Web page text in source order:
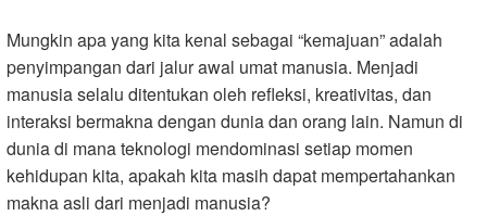
Mungkin apa yang kita kenal sebagai “kemajuan” adalah
penyimpangan dari jalur awal umat manusia. Menjadi
manusia selalu ditentukan oleh refleksi, kreativitas, dan
interaksi bermakna dengan dunia dan orang lain. Namun di
dunia di mana teknologi mendominasi setiap momen
kehidupan kita, apakah kita masih dapat mempertahankan
makna asli dari menjadi manusia?